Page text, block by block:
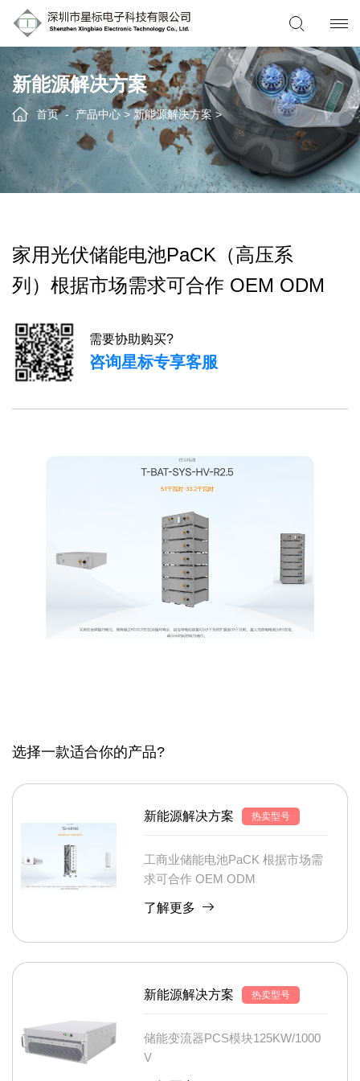
新能源解决方案
首页 产品中心 > 新能源解决方案 >
家用光伏储能电池PaCK（高压系
列）根据市场需求可合作 OEM ODM
需要协助购买?
咨询星标专享客服
选择一款适合你的产品?
新能源解决方案 热卖型号
工商业储能电池PaCK 根据市场需
求可合作 OEM ODM
了解更多
新能源解决方案 热卖型号
储能变流器PCS模块125KW/1000
V